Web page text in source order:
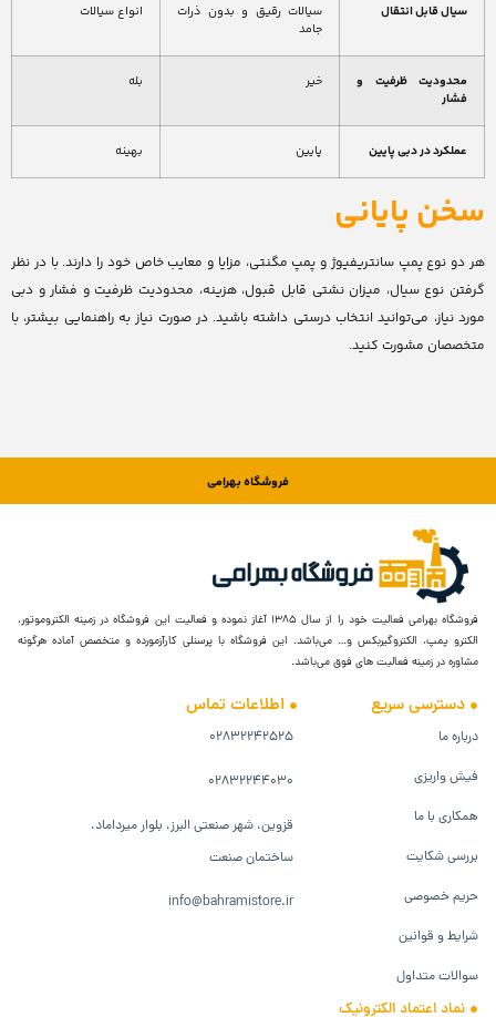
سیال قابل انتقال
سیالات رقیق و بدون ذرات
جامد
انواع سیالات
محدودیت ظرفیت و
فشار
خیر بله
عملکرد در دبی پایین پایین بهینه
سخن پایانی
هر دو نوع پمپ سانتریفیوژ و پمپ مگنتی، مزایا و معایب خاص خود را دارند. با در نظر
گرفتن نوع سیال، میزان نشتی قابل قبول، هزینه، محدودیت ظرفیت و فشار و دبی
مورد نیاز، می‌توانید انتخاب درستی داشته باشید. در صورت نیاز به راهنمایی بیشتر، با
متخصصان مشورت کنید.
فروشگاه بهرامی
فروشگاه بهرامی فعالیت خود را از سال ۱۳۸۵ آغاز نموده و فعالیت این فروشگاه در زمینه الکتروموتور،
الکترو پمپ، الکتروگیربکس و… می‌باشد. این فروشگاه با پرسنلی کارآزمورده و متخصص آماده هرگونه
مشاوره در زمینه فعالیت های فوق می‌باشد.
دسترسی سریع
درباره ما
فیش واریزی
همکاری با ما
بررسی شکایت
حریم خصوصی
شرایط و قوانین
سوالات متداول
اطلاعات تماس
۰۲۸۳۲۲۴۲۵۲۵
۰۲۸۳۲۲۴۴۰۳۰
قزوین، شهر صنعتی البرز، بلوار میرداماد،
ساختمان صنعت
info@bahramistore.ir
نماد اعتماد الکترونیک